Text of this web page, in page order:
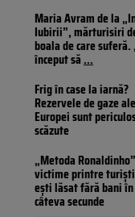
Maria Avram de la
Iubirii”, mărturisiri
boala de care suferă.
început să...
Frig în case la iarnă?
Rezervele de gaze ale
Europei sunt
scăzute
„Metoda
victime printre
ești lăsat fără bani
câteva secunde